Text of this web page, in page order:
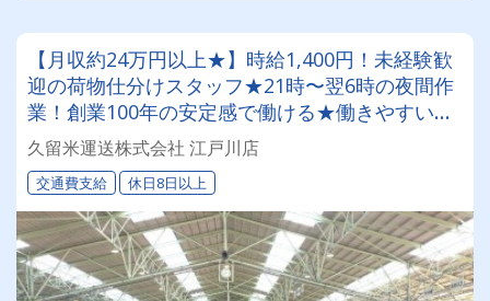
【月収約24万円以上★】時給1,400円！未経験歓
迎の荷物仕分けスタッフ★21時〜翌6時の夜間作
業！創業100年の安定感で働ける★働きやすい職
場認証「二つ星」獲得★【夜間作業員募集】
久留米運送株式会社 江戸川店
交通費支給 休日8日以上